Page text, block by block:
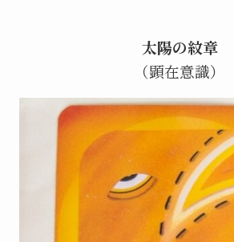
太陽の紋章
（顕在意識）